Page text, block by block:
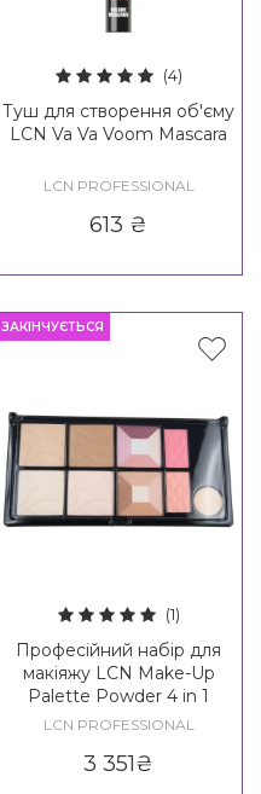
(4)
Туш для створення об'єму
LCN Va Va Voom Mascara
LCN PROFESSIONAL
613 ₴
ЗАКІНЧУЄТЬСЯ
(1)
Професійний набір для
макіяжу LCN Make-Up
Palette Powder 4 in 1
LCN PROFESSIONAL
3 351₴